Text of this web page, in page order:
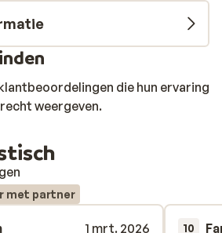
een sauna, een
en een Kneipp-bad.
ook nog diverse soorten
Geniet van heerlijke Oostenrijkse
het diner en sluit je avond gezellig
Oostenrijkse wijn in de knusse
die hun ervaring
weergeven.
met partner
1 mrt. 2026
10